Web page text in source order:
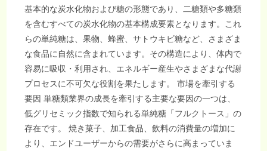
基本的な炭水化物および糖の形態であり、二糖類や多糖類
を含むすべての炭水化物の基本構成要素となります。これ
らの単純糖は、果物、蜂蜜、サトウキビ糖など、さまざま
な食品に自然に含まれています。その構造により、体内で
容易に吸収・利用され、エネルギー産生やさまざまな代謝
プロセスに不可欠な役割を果たします。 市場を牽引する
要因 単糖類業界の成長を牽引する主要な要因の一つは、
低グリセミック指数で知られる単純糖「フルクトース」の
存在です。 焼き菓子、加工食品、飲料の消費量の増加に
より、エンドユーザーからの需要がさらに高まっていま